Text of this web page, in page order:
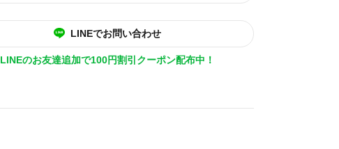
LINEでお問い合わせ
LINEのお友達追加で100円割引クーポン配布中！